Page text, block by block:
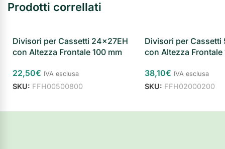
Prodotti correllati
Divisori per Cassetti 24x27EH
con Altezza Frontale 100 mm
22,50€ IVA esclusa
SKU: FFH00500800
Divisori per Cassetti
con Altezza Frontale
38,10€ IVA esclusa
SKU: FFH02000200